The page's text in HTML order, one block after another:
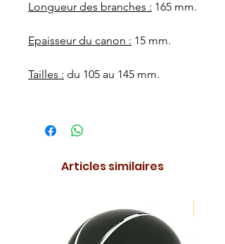
Longueur des branches : 165 mm.
Epaisseur du canon : 15 mm.
Tailles : du 105 au 145 mm.
Articles similaires